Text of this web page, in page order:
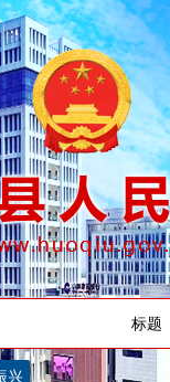
标题
兴